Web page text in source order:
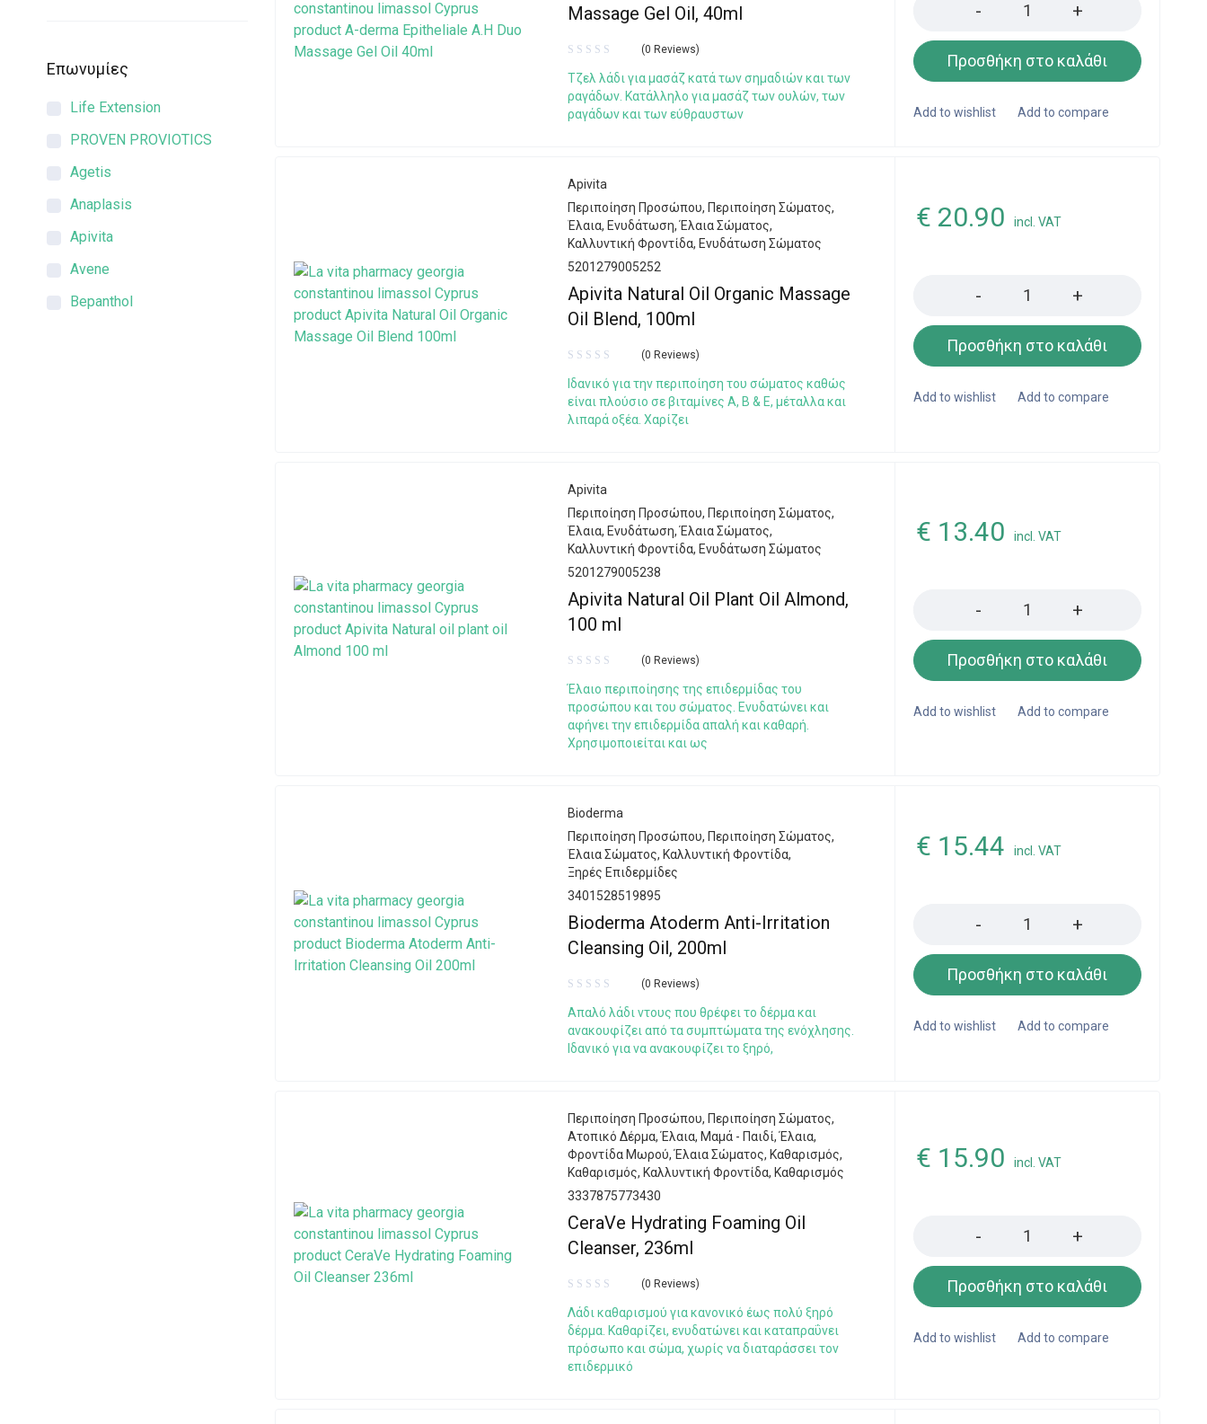
Επωνυμίες
Life Extension
PROVEN PROVIOTICS
Agetis
Anaplasis
Apivita
Avene
Bepanthol
Massage Gel Oil, 40ml
(0 Reviews)
Τζελ λάδι για μασάζ κατά των σημαδιών και των
ραγάδων. Κατάλληλο για μασάζ των ουλών, των
ραγάδων και των εύθραυστων
Προσθήκη στο καλάθι
Apivita
Περιποίηση Προσώπου, Περιποίηση Σώματος,
Έλαια, Ενυδάτωση,Έλαια Σώματος,
Καλλυντική Φροντίδα, Ενυδάτωση Σώματος
5201279005252
Apivita Natural Oil Organic Massage
Oil Blend, 100ml
(0 Reviews)
Iδανικό για την περιποίηση του σώματος καθώς
είναι πλούσιο σε βιταμίνες A, B & E, μέταλλα και
λιπαρά οξέα. Χαρίζει
€ 20.90 incl. VAT
Προσθήκη στο καλάθι
Apivita
Περιποίηση Προσώπου, Περιποίηση Σώματος,
Έλαια, Ενυδάτωση,Έλαια Σώματος,
Καλλυντική Φροντίδα, Ενυδάτωση Σώματος
5201279005238
Apivita Natural Oil Plant Oil Almond,
100 ml
(0 Reviews)
Έλαιο περιποίησης της επιδερμίδας του
προσώπου και του σώματος. Ενυδατώνει και
αφήνει την επιδερμίδα απαλή και καθαρή.
Χρησιμοποιείται και ως
€ 13.40 incl. VAT
Προσθήκη στο καλάθι
Bioderma
Περιποίηση Προσώπου, Περιποίηση Σώματος,
Έλαια Σώματος, Καλλυντική Φροντίδα,
Ξηρές Επιδερμίδες
3401528519895
Bioderma Atoderm Anti-Irritation
Cleansing Oil, 200ml
(0 Reviews)
Απαλό λάδι ντους που θρέφει το δέρμα και
ανακουφίζει από τα συμπτώματα της ενόχλησης.
Ιδανικό για να ανακουφίζει το ξηρό,
€ 15.44 incl. VAT
Προσθήκη στο καλάθι
Περιποίηση Προσώπου, Περιποίηση Σώματος,
Ατοπικό Δέρμα,Έλαια, Μαμά - Παιδί,Έλαια,
Φροντίδα Μωρού,Έλαια Σώματος, Καθαρισμός,
Καθαρισμός, Καλλυντική Φροντίδα, Καθαρισμός
3337875773430
CeraVe Hydrating Foaming Oil
Cleanser, 236ml
(0 Reviews)
Λάδι καθαρισμού για κανονικό έως πολύ ξηρό
δέρμα. Καθαρίζει, ενυδατώνει και καταπραΰνει
πρόσωπο και σώμα, χωρίς να διαταράσσει τον
επιδερμικό
€ 15.90 incl. VAT
Προσθήκη στο καλάθι